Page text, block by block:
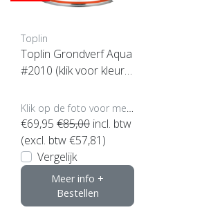
Toplin
Toplin Grondverf Aqua
#2010 (klik voor kleur e
€69,95 €85,00 incl. btw
(excl. btw €57,81)
Vergelijk
Meer info +
Bestellen